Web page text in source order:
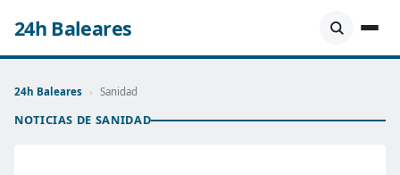
24h Baleares
24h Baleares › Sanidad
NOTICIAS DE SANIDAD